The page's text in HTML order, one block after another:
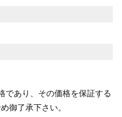
であり、その価格を保証する
御了承下さい。